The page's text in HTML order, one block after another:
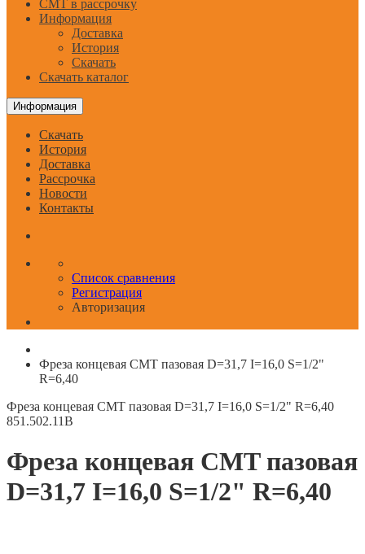
CMT в рассрочку
Информация
Доставка
История
Скачать
Скачать каталог
Информация
Скачать
История
Доставка
Рассрочка
Новости
Контакты
Список сравнения
Регистрация
Авторизация
Фреза концевая CMT пазовая D=31,7 I=16,0 S=1/2"
R=6,40
Фреза концевая CMT пазовая D=31,7 I=16,0 S=1/2" R=6,40
851.502.11B
Фреза концевая CMT пазовая
D=31,7 I=16,0 S=1/2" R=6,40